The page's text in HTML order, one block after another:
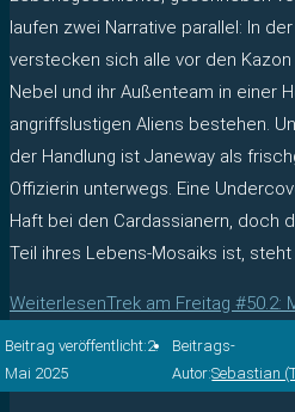
laufen zwei Narrative parallel: In
verstecken sich alle vor den
Nebel und ihr Außenteam in einer
angriffslustigen Aliens bestehen.
der Handlung ist Janeway als
Offizierin unterwegs. Eine
Haft bei den Cardassianern, doch
Teil ihres Lebens-Mosaiks ist, steht
WeiterlesenTrek am Freitag #50.2:
Beitrag veröffentlicht:2.
Mai 2025
Beitrags-
Autor:Sebastian